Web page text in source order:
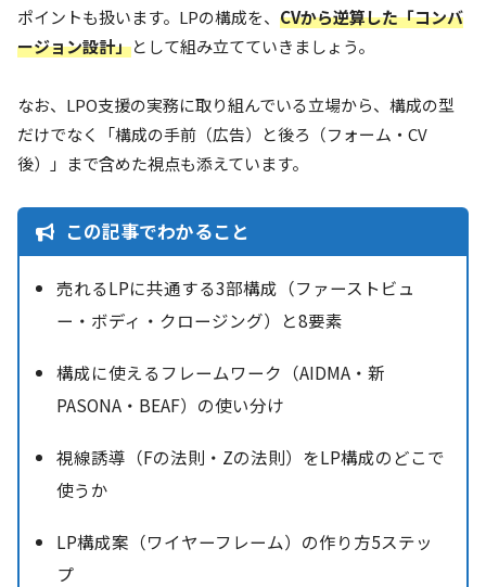
ポイントも扱います。LPの構成を、 CVから逆算した「コンバ
ージョン設計」として組み立てていきましょう。
なお、LPO支援の実務に取り組んでいる立場から、構成の型
だけでなく「構成の手前（広告）と後ろ（フォーム・CV
後）」まで含めた視点も添えています。
この記事でわかること
売れるLPに共通する3部構成（ファーストビュ
ー・ボディ・クロージング）と8要素
構成に使えるフレームワーク（AIDMA・新
PASONA・BEAF）の使い分け
視線誘導（Fの法則・Zの法則）をLP構成のどこで
使うか
LP構成案（ワイヤーフレーム）の作り方5ステッ
プ